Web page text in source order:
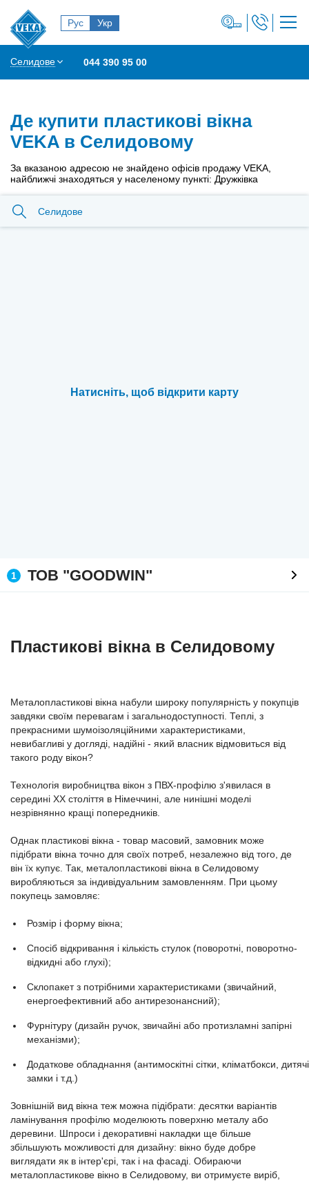
Рус Укр
Селидове 044 390 95 00
Де купити пластикові вікна
VEKA в Селидовому
За вказаною адресою не знайдено офісів продажу VEKA,
найближчі знаходяться у населеному пункті: Дружкiвка
Натисніть, щоб відкрити карту
1 ТОВ "GOODWIN"
Пластикові вікна в Селидовому
Металопластикові вікна набули широку популярність у покупців
завдяки своїм перевагам і загальнодоступності. Теплі, з
прекрасними шумоізоляційними характеристиками,
невибагливі у догляді, надійні - який власник відмовиться від
такого роду вікон?
Технологія виробництва вікон з ПВХ-профілю з'явилася в
середині ХХ століття в Німеччині, але нинішні моделі
незрівнянно кращі попередників.
Однак пластикові вікна - товар масовий, замовник може
підібрати вікна точно для своїх потреб, незалежно від того, де
він їх купує. Так, металопластикові вікна в Селидовому
виробляються за індивідуальним замовленням. При цьому
покупець замовляє:
Розмір і форму вікна;
Спосіб відкривання і кількість стулок (поворотні, поворотно-
відкидні або глухі);
Склопакет з потрібними характеристиками (звичайний,
енергоефективний або антирезонансний);
Фурнітуру (дизайн ручок, звичайні або протизламні запірні
механізми);
Додаткове обладнання (антимоскітні сітки, кліматбокси, дитячі
замки і т.д.)
Зовнішній вид вікна теж можна підібрати: десятки варіантів
ламінування профілю моделюють поверхню металу або
деревини. Шпроси і декоративні накладки ще більше
збільшують можливості для дизайну: вікно буде добре
виглядати як в інтер'єрі, так і на фасаді. Обираючи
металопластикове вікно в Селидовому, ви отримуєте виріб,